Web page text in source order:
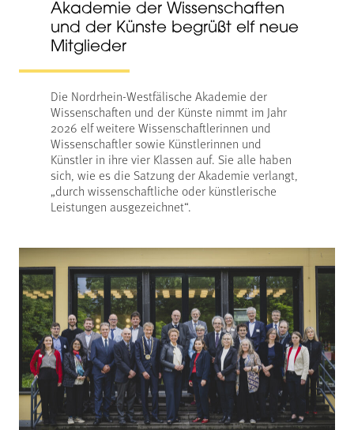
Akademie der Wissenschaften
und der Künste begrüßt elf neue
Mitglieder
Die Nordrhein-Westfälische Akademie der
Wissenschaften und der Künste nimmt im Jahr
2026 elf weitere Wissenschaftlerinnen und
Wissenschaftler sowie Künstlerinnen und
Künstler in ihre vier Klassen auf. Sie alle haben
sich, wie es die Satzung der Akademie verlangt,
„durch wissenschaftliche oder künstlerische
Leistungen ausgezeichnet“.